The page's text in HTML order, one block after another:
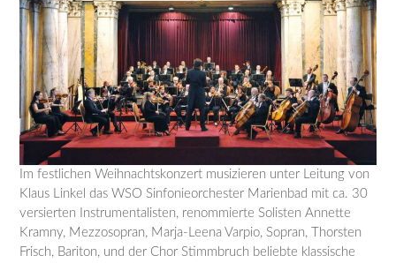
Im festlichen Weihnachtskonzert musizieren unter Leitung von
Klaus Linkel das WSO Sinfonieorchester Marienbad mit ca. 30
versierten Instrumentalisten, renommierte Solisten Annette
Kramny, Mezzosopran, Marja-Leena Varpio, Sopran, Thorsten
Frisch, Bariton, und der Chor Stimmbruch beliebte klassische